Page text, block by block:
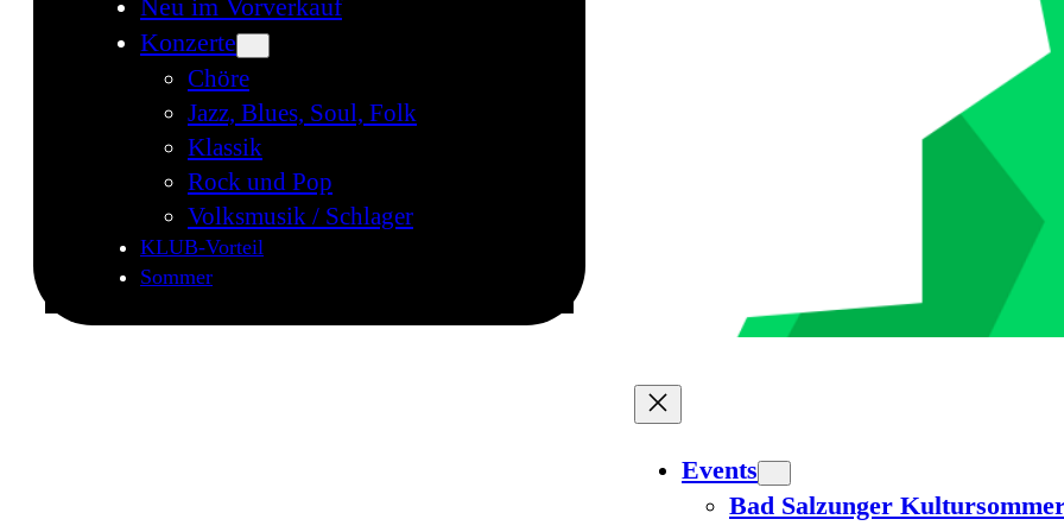
Neu im Vorverkauf
Konzerte
Chöre
Jazz, Blues, Soul, Folk
Klassik
Rock und Pop
Volksmusik / Schlager
KLUB-Vorteil
Sommer
Events
Bad Salzunger